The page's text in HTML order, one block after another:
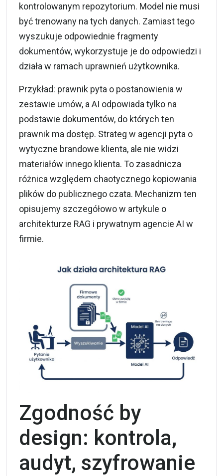
kontrolowanym repozytorium. Model nie musi
być trenowany na tych danych. Zamiast tego
wyszukuje odpowiednie fragmenty
dokumentów, wykorzystuje je do odpowiedzi i
działa w ramach uprawnień użytkownika.
Przykład: prawnik pyta o postanowienia w
zestawie umów, a AI odpowiada tylko na
podstawie dokumentów, do których ten
prawnik ma dostęp. Strateg w agencji pyta o
wytyczne brandowe klienta, ale nie widzi
materiałów innego klienta. To zasadnicza
różnica względem chaotycznego kopiowania
plików do publicznego czata. Mechanizm ten
opisujemy szczegółowo w artykule o
architekturze RAG i prywatnym agencie AI w
firmie.
Zgodność by
design: kontrola,
audyt, szyfrowanie